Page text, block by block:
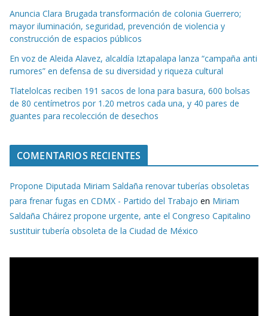
Anuncia Clara Brugada transformación de colonia Guerrero;
mayor iluminación, seguridad, prevención de violencia y
construcción de espacios públicos
En voz de Aleida Alavez, alcaldía Iztapalapa lanza “campaña anti
rumores” en defensa de su diversidad y riqueza cultural
Tlatelolcas reciben 191 sacos de lona para basura, 600 bolsas
de 80 centímetros por 1.20 metros cada una, y 40 pares de
guantes para recolección de desechos
COMENTARIOS RECIENTES
Propone Diputada Miriam Saldaña renovar tuberías obsoletas
para frenar fugas en CDMX - Partido del Trabajo en Miriam
Saldaña Cháirez propone urgente, ante el Congreso Capitalino
sustituir tubería obsoleta de la Ciudad de México